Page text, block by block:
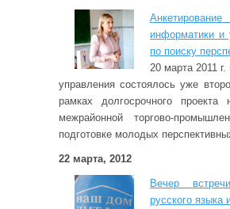
информатики и
по поиску
20 марта 2011
управления состоялось уже
рамках долгосрочного проекта
межрайонной торгово-
подготовке молодых
22 марта, 2012
Вечер
русского языка